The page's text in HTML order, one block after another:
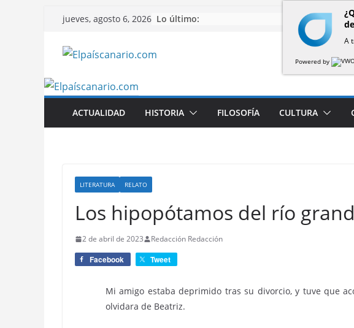
Saltar
contenido
jueves, agosto 6, 2026 Lo último:
ACTUALIDAD HISTORIA FILOSOFÍA CULTURA
LITERATURA RELATO
Los hipopótamos del río
2 de abril de 2023 Redacción Redacción
Facebook Tweet
Mi amigo estaba deprimido tras su divorcio, y tuve que
olvidara de Beatriz.
A
Powered by